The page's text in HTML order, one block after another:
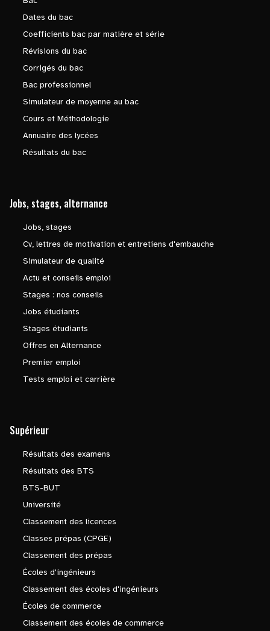
Dates du bac
Coefficients bac par matière et série
Révisions du bac
Corrigés du bac
Bac professionnel
Simulateur de moyenne au bac
Cours et Méthodologie
Annuaire des lycées
Résultats du bac
Jobs, stages, alternance
Jobs, stages
Cv, lettres de motivation et entretiens d'embauche
Simulateur de qualité
Actu et conseils emploi
Stages : nos conseils
Jobs étudiants
Stages étudiants
Offres en Alternance
Premier emploi
Tests emploi et carrière
Supérieur
Résultats des examens
Résultats des BTS
BTS-BUT
Université
Classement des licences
Classes prépas (CPGE)
Classement des prépas
Écoles d'ingénieurs
Classement des écoles d'ingénieurs
Écoles de commerce
Classement des écoles de commerce